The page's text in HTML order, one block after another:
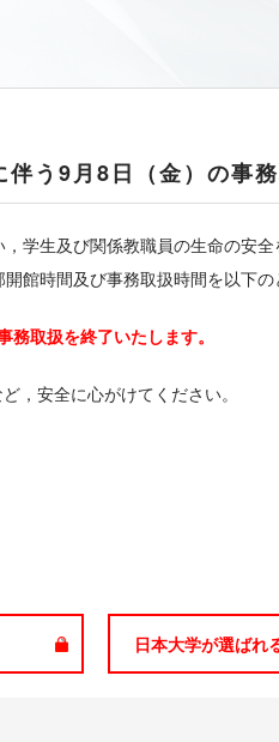
伴う9月8日（金）の事
学生及び関係教職員の生命の安全
館時間及び事務取扱時間を以下の
取扱を終了いたします。
，安全に心がけてください。
日本大学が選ばれ